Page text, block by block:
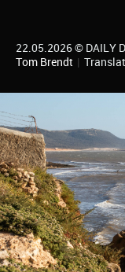
22.05.2026 © DAILY
Tom Brendt |